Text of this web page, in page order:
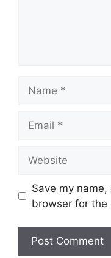
Save my
browser for the